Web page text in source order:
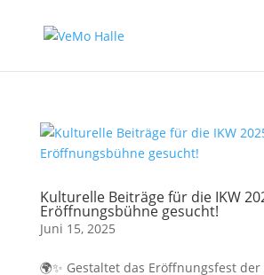
Kulturelle Beiträge für die IKW
Eröffnungsbühne gesucht!
Juni 15, 2025
🌍✨ Gestaltet das Eröffnungsfest